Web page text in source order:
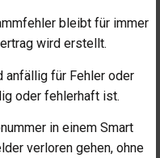
bleibt für immer
wird erstellt.
anfällig für Fehler oder
oder fehlerhaft ist.
in einem Smart
verloren gehen, ohne